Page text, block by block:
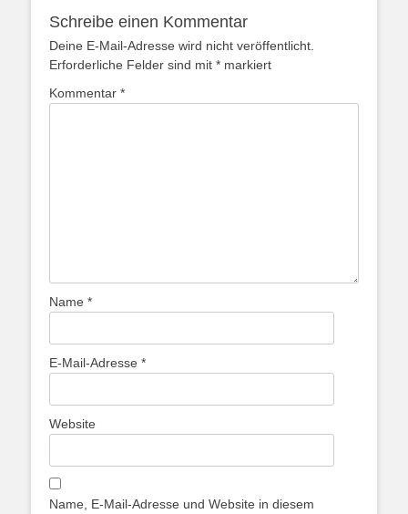
Schreibe einen Kommentar
Deine E-Mail-Adresse wird nicht veröffentlicht.
Erforderliche Felder sind mit * markiert
Kommentar *
Name *
E-Mail-Adresse *
Website
Name, E-Mail-Adresse und Website in diesem